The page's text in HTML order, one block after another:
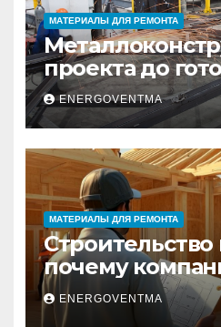
МАТЕРИАЛЫ ДЛЯ РЕМОНТА
проекта до
изделия –
практический
ENERGOVENTMA
МАТЕРИАЛЫ ДЛЯ РЕМОНТА
почему
цикла меняют
недвижимости
ENERGOVENTMA